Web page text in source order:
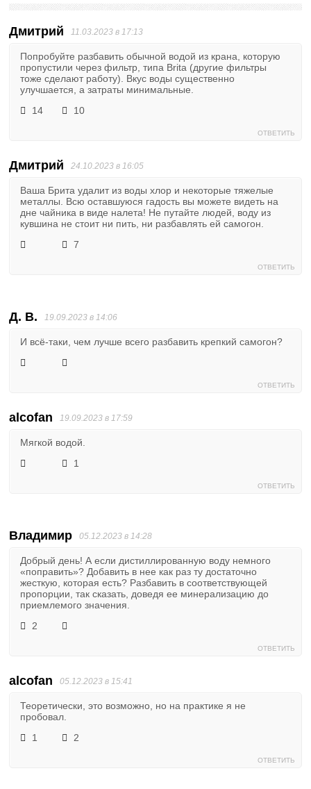
Дмитрий 11.03.2023 в 17:13
Попробуйте разбавить обычной водой из крана, которую
пропустили через фильтр, типа Brita (другие фильтры
тоже сделают работу). Вкус воды существенно
улучшается, а затраты минимальные.
14
10
ОТВЕТИТЬ
Дмитрий 24.10.2023 в 16:05
Ваша Брита удалит из воды хлор и некоторые тяжелые
металлы. Всю оставшуюся гадость вы можете видеть на
дне чайника в виде налета! Не путайте людей, воду из
кувшина не стоит ни пить, ни разбавлять ей самогон.
7
ОТВЕТИТЬ
Д. В. 19.09.2023 в 14:06
И всё-таки, чем лучше всего разбавить крепкий самогон?
ОТВЕТИТЬ
alcofan 19.09.2023 в 17:59
Мягкой водой.
1
ОТВЕТИТЬ
Владимир 05.12.2023 в 14:28
Добрый день! А если дистиллированную воду немного
«поправить»? Добавить в нее как раз ту достаточно
жесткую, которая есть? Разбавить в соответствующей
пропорции, так сказать, доведя ее минерализацию до
приемлемого значения.
2
ОТВЕТИТЬ
alcofan 05.12.2023 в 15:41
Теоретически, это возможно, но на практике я не
пробовал.
1
2
ОТВЕТИТЬ